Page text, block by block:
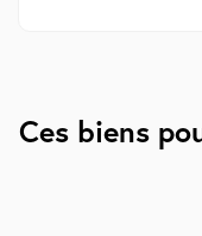
Ces biens